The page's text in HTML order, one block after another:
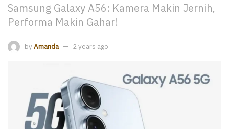
Samsung Galaxy A56: Kamera Makin Jernih,
Performa Makin Gahar!
by Amanda 2 years ago